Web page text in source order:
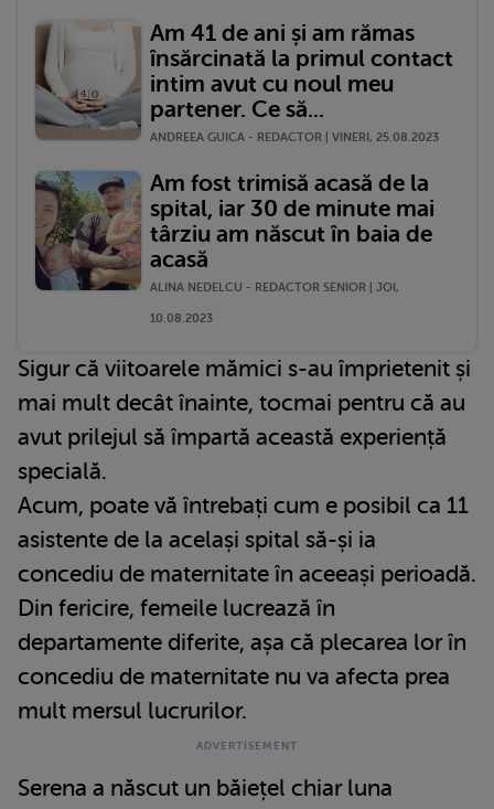
Am 41 de ani și am rămas
însărcinată la primul contact
intim avut cu noul meu
partener. Ce să...
ANDREEA GUICA - REDACTOR | VINERI, 25.08.2023
Am fost trimisă acasă de la
spital, iar 30 de minute mai
târziu am născut în baia de
acasă
ALINA NEDELCU - REDACTOR SENIOR | JOI,
10.08.2023
Sigur că viitoarele mămici s-au împrietenit și
mai mult decât înainte, tocmai pentru că au
avut prilejul să împartă această experiență
specială.
Acum, poate vă întrebați cum e posibil ca 11
asistente de la același spital să-și ia
concediu de maternitate în aceeași perioadă.
Din fericire, femeile lucrează în
departamente diferite, așa că plecarea lor în
concediu de maternitate nu va afecta prea
mult mersul lucrurilor.
Serena a născut un băiețel chiar luna